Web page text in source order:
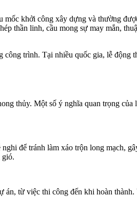
khởi công xây dựng và thường
thần linh, cầu mong sự may mắn,
trình. Tại nhiều quốc gia, lễ động
thủy. Một số ý nghĩa quan trọng của
để tránh làm xáo trộn long mạch,
gió.
án, từ việc thi công đến khi hoàn